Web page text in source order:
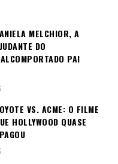
MELCHIOR, A
DO
PAI
VS. ACME: O FILME
HOLLYWOOD QUASE